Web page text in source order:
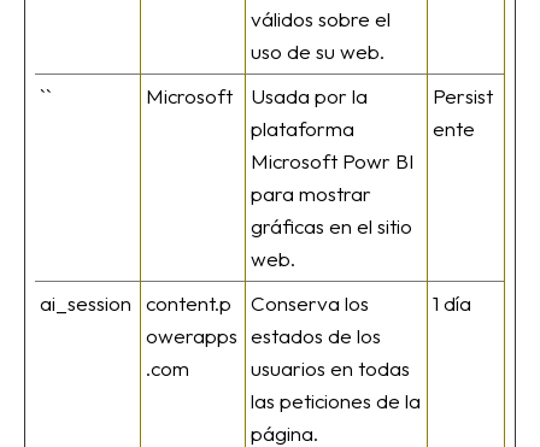
válidos sobre el
uso de su web.
`` Microsoft
Usada por la
plataforma
Microsoft Powr BI
para mostrar
gráficas en el sitio
web.
Persist
ente
ai_session
content.p
owerapps
.com
Conserva los
estados de los
usuarios en todas
las peticiones de la
página.
1 día